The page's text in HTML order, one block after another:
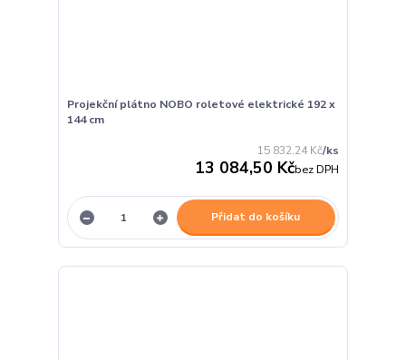
Projekční plátno NOBO roletové elektrické 192 x
144 cm
15 832,24 Kč/ks
13 084,50 Kčbez DPH
Přidat do košíku